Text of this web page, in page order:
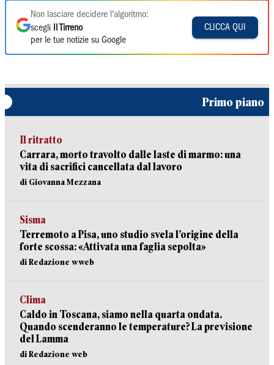
Non lasciare decidere l'algoritmo:
scegli
Il Tirreno
per le tue notizie su Google
CLICCA QUI
Primo piano
Il ritratto
Carrara, morto travolto dalle laste di marmo: una
vita di sacrifici cancellata dal lavoro
di Giovanna Mezzana
Sisma
Terremoto a Pisa, uno studio svela l’origine della
forte scossa: «Attivata una faglia sepolta»
di Redazione wweb
Clima
Caldo in Toscana, siamo nella quarta ondata.
Quando scenderanno le temperature? La previsione
del Lamma
di Redazione web